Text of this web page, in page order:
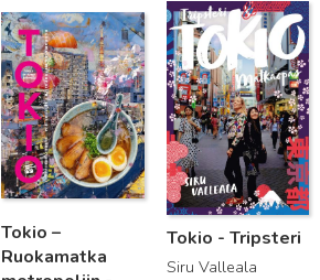
Tokio –
Ruokamatka
Lue lisää
Tokio - Tripsteri
Siru Valleala
Lue lisää